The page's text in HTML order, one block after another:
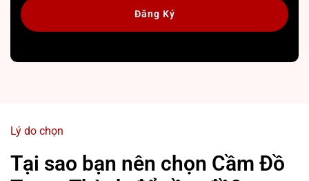
Lý do chọn
Tại sao bạn nên chọn Cầm Đồ